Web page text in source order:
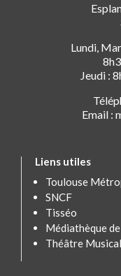
Lundi,
Jeudi :
Email :
Liens utiles
Toulouse
SNCF
Tisséo
Médiathèque
Théâtre